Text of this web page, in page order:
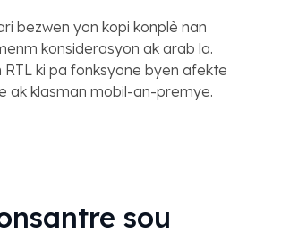
bezwen yon kopi konplè nan
konsiderasyon ak arab la.
RTL ki pa fonksyone byen afekte
ak klasman mobil-an-premye.
sou